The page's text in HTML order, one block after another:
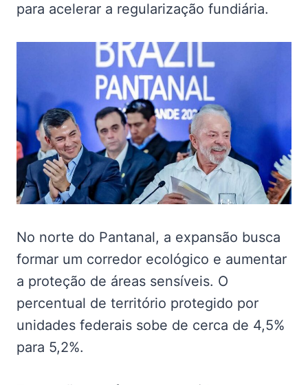
para acelerar a regularização fundiária.
No norte do Pantanal, a expansão busca
formar um corredor ecológico e aumentar
a proteção de áreas sensíveis. O
percentual de território protegido por
unidades federais sobe de cerca de 4,5%
para 5,2%.